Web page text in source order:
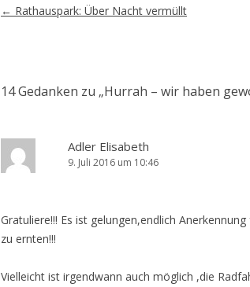
Artikel-
← Rathauspark: Über Nacht vermüllt
14 Gedanken zu „Hurrah – wir haben
Adler Elisabeth
9. Juli 2016 um 10:46
Gratuliere!!! Es ist gelungen,endlich
zu ernten!!!
Vielleicht ist irgendwann auch möglich ,die